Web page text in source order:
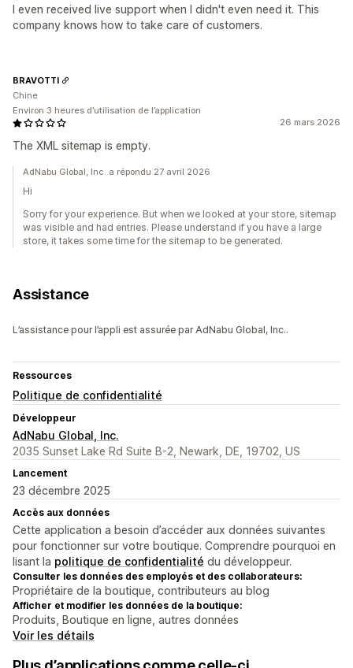
I even received live support when I didn't even need it. This
company knows how to take care of customers.
26 mars 2026
The XML sitemap is empty.
BRAVOTTI
Chine
Environ 3 heures d’utilisation de l’application
AdNabu Global, Inc. a répondu 27 avril 2026
Hi
Sorry for your experience. But when we looked at your store, sitemap
was visible and had entries. Please understand if you have a large
store, it takes some time for the sitemap to be generated.
Assistance
L’assistance pour l’appli est assurée par AdNabu Global, Inc..
Ressources
Politique de confidentialité
Développeur
AdNabu Global, Inc.
2035 Sunset Lake Rd Suite B-2, Newark, DE, 19702, US
Lancement
23 décembre 2025
Accès aux données
Cette application a besoin d’accéder aux données suivantes
pour fonctionner sur votre boutique. Comprendre pourquoi en
lisant la politique de confidentialité du développeur.
Consulter les données des employés et des collaborateurs:
Propriétaire de la boutique, contributeurs au blog
Afficher et modifier les données de la boutique:
Produits, Boutique en ligne, autres données
Voir les détails